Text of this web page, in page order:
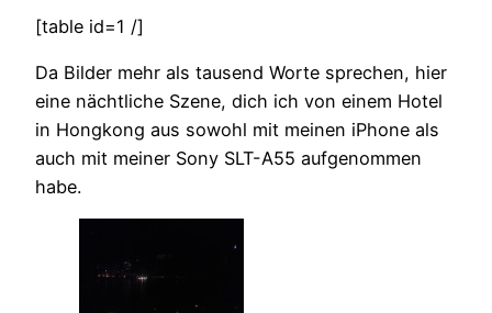
[table id=1 /]
Da Bilder mehr als tausend Worte sprechen, hier
eine nächtliche Szene, dich ich von einem Hotel
in Hongkong aus sowohl mit meinen iPhone als
auch mit meiner Sony SLT-A55 aufgenommen
habe.